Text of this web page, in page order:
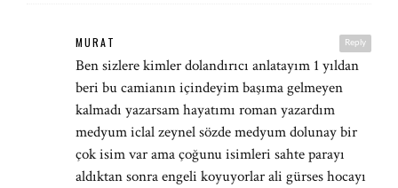
Reply
MURAT
Ben sizlere kimler dolandırıcı anlatayım 1 yıldan
beri bu camianın içindeyim başıma gelmeyen
kalmadı yazarsam hayatımı roman yazardım
medyum iclal zeynel sözde medyum dolunay bir
çok isim var ama çoğunu isimleri sahte parayı
aldıktan sonra engeli koyuyorlar ali gürses hocayı